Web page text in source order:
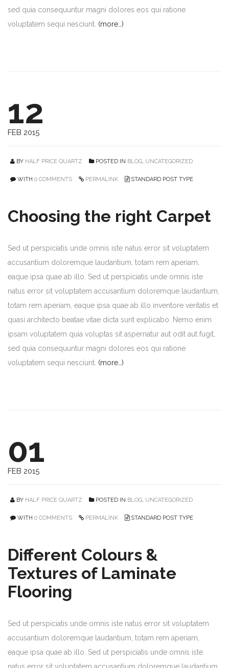
sed quia consequuntur magni dolores eos qui ratione
voluptatem sequi nesciunt. (more…)
12
FEB 2015
BY HALF PRICE QUARTZ POSTED IN BLOG, UNCATEGORIZED
WITH 0 COMMENTS PERMALINK STANDARD POST TYPE
Choosing the right Carpet
Sed ut perspiciatis unde omnis iste natus error sit voluptatem
accusantium doloremque laudantium, totam rem aperiam,
eaque ipsa quae ab illo. Sed ut perspiciatis unde omnis iste
natus error sit voluptatem accusantium doloremque laudantium,
totam rem aperiam, eaque ipsa quae ab illo inventore veritatis et
quasi architecto beatae vitae dicta sunt explicabo. Nemo enim
ipsam voluptatem quia voluptas sit aspernatur aut odit aut fugit,
sed quia consequuntur magni dolores eos qui ratione
voluptatem sequi nesciunt. (more…)
01
FEB 2015
BY HALF PRICE QUARTZ POSTED IN BLOG, UNCATEGORIZED
WITH 0 COMMENTS PERMALINK STANDARD POST TYPE
Different Colours &
Textures of Laminate
Flooring
Sed ut perspiciatis unde omnis iste natus error sit voluptatem
accusantium doloremque laudantium, totam rem aperiam,
eaque ipsa quae ab illo. Sed ut perspiciatis unde omnis iste